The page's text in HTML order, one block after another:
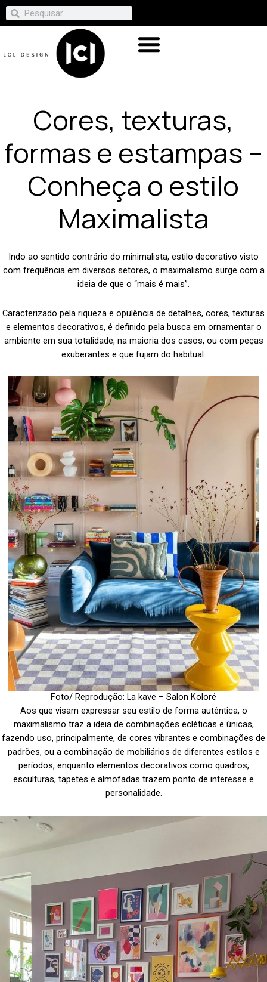
Cores, texturas,
formas e estampas –
Conheça o estilo
Maximalista
Indo ao sentido contrário do minimalista, estilo decorativo visto
com frequência em diversos setores, o maximalismo surge com a
ideia de que o “mais é mais”.
Caracterizado pela riqueza e opulência de detalhes, cores, texturas
e elementos decorativos, é definido pela busca em ornamentar o
ambiente em sua totalidade, na maioria dos casos, ou com peças
exuberantes e que fujam do habitual.
Foto/ Reprodução: La kave – Salon Koloré
Aos que visam expressar seu estilo de forma autêntica, o
maximalismo traz a ideia de combinações ecléticas e únicas,
fazendo uso, principalmente, de cores vibrantes e combinações de
padrões, ou a combinação de mobiliários de diferentes estilos e
períodos, enquanto elementos decorativos como quadros,
esculturas, tapetes e almofadas trazem ponto de interesse e
personalidade.